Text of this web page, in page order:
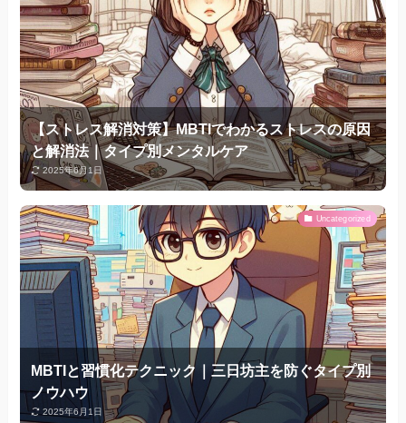
【ストレス解消対策】MBTIでわかるストレスの原因
と解消法｜タイプ別メンタルケア
2025年6月1日
Uncategorized
MBTIと習慣化テクニック｜三日坊主を防ぐタイプ別
ノウハウ
2025年6月1日